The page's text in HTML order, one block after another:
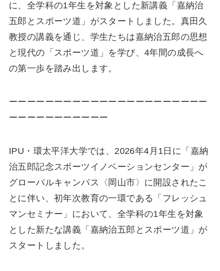
に、全学科の1年生を対象とした新講義「嘉納治
五郎とスポーツ道」がスタートしました。真田久
教授の講義を通じ、学生たちは嘉納治五郎の思想
と現代の「スポーツ道」を学び、4年間の成長へ
の第一歩を踏み出します。
ーーーーーーーーーーーーーーーーーーーーーー
ーーーーーーーーーーー
IPU・環太平洋大学では、2026年4月1日に「嘉納
治五郎記念スポーツイノベーションセンター」が
グローバルキャンパス〈岡山市〉に開設されたこ
とに伴い、初年次教育の一環である「フレッシュ
マンセミナー」において、全学科の1年生を対象
とした新たな講義「嘉納治五郎とスポーツ道」が
スタートしました。